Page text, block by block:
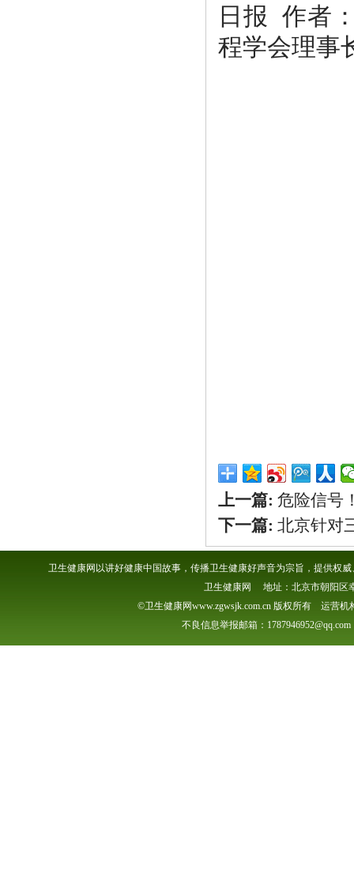
日报 作者
程学会理事
上一篇: 危险信号
下一篇: 北京针对
卫生健康网以讲好健康中国故事，传播卫生健康好声音为宗旨，提供权
卫生健康网 地址：北京市朝阳区
©卫生健康网www.zgwsjk.com.cn 版权所有 运营
不良信息举报邮箱：